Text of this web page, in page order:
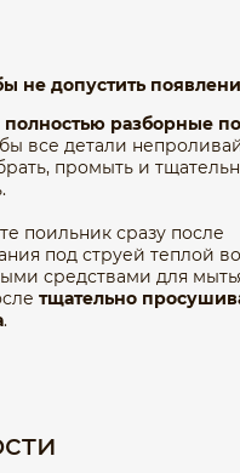
не допустить
полностью разборные
все детали
промыть и
поильник сразу после
под струей теплой
средствами для
тщательно
.